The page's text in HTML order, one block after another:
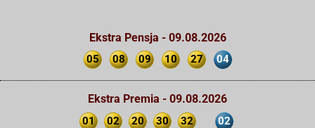
Ekstra Pensja - 09.08.2026
05 08 09 10 27 04
Ekstra Premia - 09.08.2026
01 02 20 30 32 02